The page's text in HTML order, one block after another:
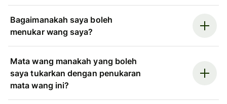
Bagaimanakah saya boleh
menukar wang saya?
Mata wang manakah yang boleh
saya tukarkan dengan penukaran
mata wang ini?